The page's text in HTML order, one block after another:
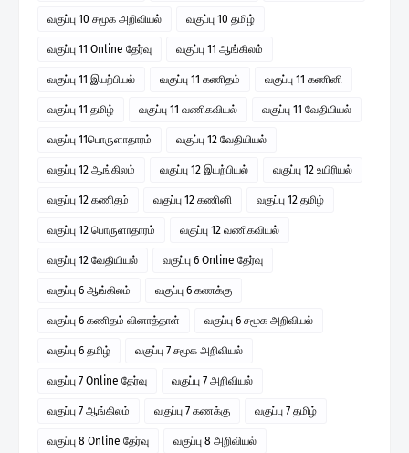
வகுப்பு 10 சமூக அறிவியல் வகுப்பு 10 தமிழ்
வகுப்பு 11 Online தேர்வு வகுப்பு 11 ஆங்கிலம்
வகுப்பு 11 இயற்பியல் வகுப்பு 11 கணிதம் வகுப்பு 11 கணினி
வகுப்பு 11 தமிழ் வகுப்பு 11 வணிகவியல் வகுப்பு 11 வேதியியல்
வகுப்பு 11பொருளாதாரம் வகுப்பு 12 வேதியியல்
வகுப்பு 12 ஆங்கிலம் வகுப்பு 12 இயற்பியல் வகுப்பு 12 உயிரியல்
வகுப்பு 12 கணிதம் வகுப்பு 12 கணினி வகுப்பு 12 தமிழ்
வகுப்பு 12 பொருளாதாரம் வகுப்பு 12 வணிகவியல்
வகுப்பு 12 வேதியியல் வகுப்பு 6 Online தேர்வு
வகுப்பு 6 ஆங்கிலம் வகுப்பு 6 கணக்கு
வகுப்பு 6 கணிதம் வினாத்தாள் வகுப்பு 6 சமூக அறிவியல்
வகுப்பு 6 தமிழ் வகுப்பு 7 சமூக அறிவியல்
வகுப்பு 7 Online தேர்வு வகுப்பு 7 அறிவியல்
வகுப்பு 7 ஆங்கிலம் வகுப்பு 7 கணக்கு வகுப்பு 7 தமிழ்
வகுப்பு 8 Online தேர்வு வகுப்பு 8 அறிவியல்